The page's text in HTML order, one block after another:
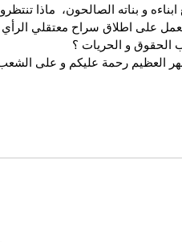
و بناته الصالحون،  ماذا
على اطلاق سراح معتقلي
و الحريات ؟
العظيم رحمة عليكم و على